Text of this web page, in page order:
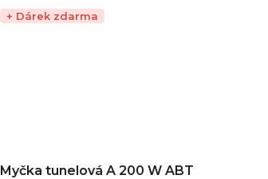
+ Dárek zdarma
Myčka tunelová A 200 W ABT